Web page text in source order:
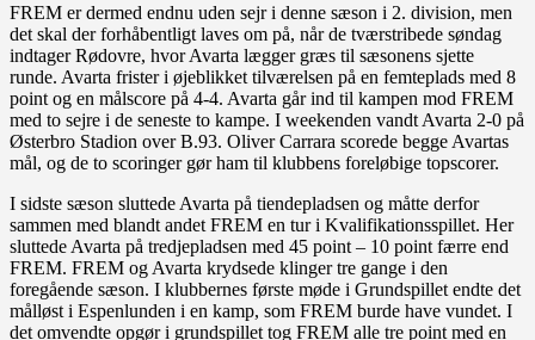
FREM er dermed endnu uden sejr i denne sæson i 2. division, men
det skal der forhåbentligt laves om på, når de tværstribede søndag
indtager Rødovre, hvor Avarta lægger græs til sæsonens sjette
runde. Avarta frister i øjeblikket tilværelsen på en femteplads med 8
point og en målscore på 4-4. Avarta går ind til kampen mod FREM
med to sejre i de seneste to kampe. I weekenden vandt Avarta 2-0 på
Østerbro Stadion over B.93. Oliver Carrara scorede begge Avartas
mål, og de to scoringer gør ham til klubbens foreløbige topscorer.
I sidste sæson sluttede Avarta på tiendepladsen og måtte derfor
sammen med blandt andet FREM en tur i Kvalifikationsspillet. Her
sluttede Avarta på tredjepladsen med 45 point – 10 point færre end
FREM. FREM og Avarta krydsede klinger tre gange i den
foregående sæson. I klubbernes første møde i Grundspillet endte det
målløst i Espenlunden i en kamp, som FREM burde have vundet. I
det omvendte opgør i grundspillet tog FREM alle tre point med en